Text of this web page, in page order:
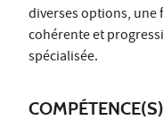
diverses options,
cohérente et
spécialisée.